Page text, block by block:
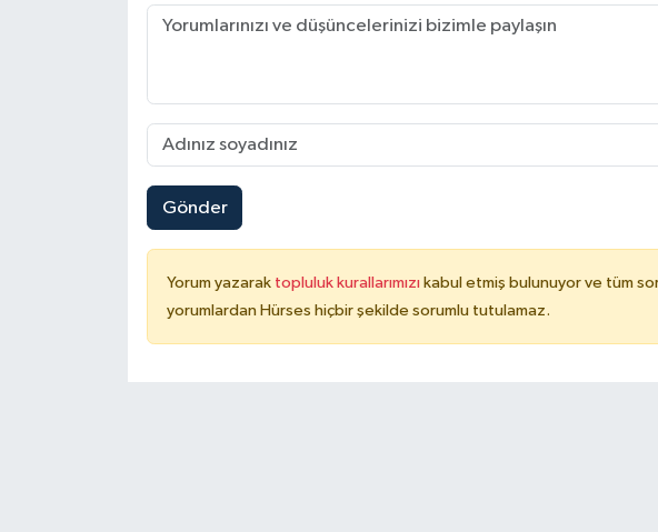
Gönder
Yorum yazarak topluluk kurallarımızı kabul etmiş bulunuyor ve tüm
yorumlardan Hürses hiçbir şekilde sorumlu tutulamaz.